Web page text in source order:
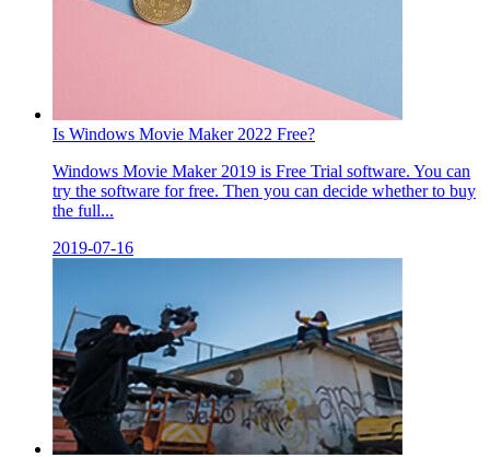
Is Windows Movie Maker 2022 Free?
Windows Movie Maker 2019 is Free Trial software. You can
try the software for free. Then you can decide whether to buy
the full...
2019-07-16